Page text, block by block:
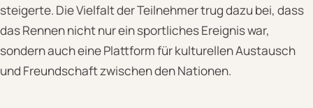
steigerte. Die Vielfalt der Teilnehmer trug dazu bei, dass
das Rennen nicht nur ein sportliches Ereignis war,
sondern auch eine Plattform für kulturellen Austausch
und Freundschaft zwischen den Nationen.